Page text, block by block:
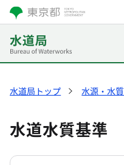
水道局トップ 水源・水質
水道水質基準